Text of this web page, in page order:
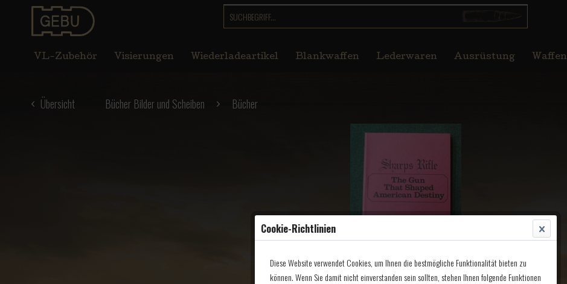
VL-Zubehör Visierungen Wiederladeartikel Blankwaffen Lederwaren Ausrüstung Waffen
Übersicht Bücher Bilder und Scheiben Bücher
Cookie-Richtlinien
Diese Website verwendet Cookies, um Ihnen die bestmögliche Funktionalität bieten zu
können. Wenn Sie damit nicht einverstanden sein sollten, stehen Ihnen folgende Funktionen